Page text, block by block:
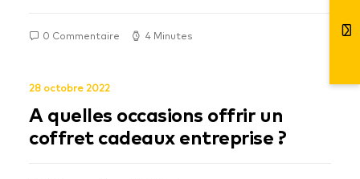
0 Commentaire 4 Minutes
28 octobre 2022
A quelles occasions offrir un
coffret cadeaux entreprise ?